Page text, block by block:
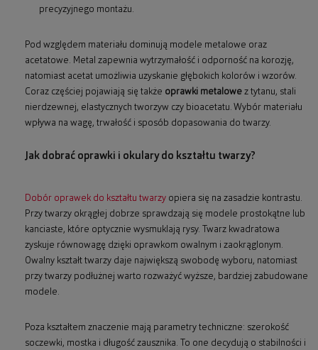
precyzyjnego montażu.
Pod względem materiału dominują modele metalowe oraz
acetatowe. Metal zapewnia wytrzymałość i odporność na korozję,
natomiast acetat umożliwia uzyskanie głębokich kolorów i wzorów.
Coraz częściej pojawiają się także oprawki metalowe z tytanu, stali
nierdzewnej, elastycznych tworzyw czy bioacetatu. Wybór materiału
wpływa na wagę, trwałość i sposób dopasowania do twarzy.
Jak dobrać oprawki i okulary do kształtu twarzy?
Dobór oprawek do kształtu twarzy opiera się na zasadzie kontrastu.
Przy twarzy okrągłej dobrze sprawdzają się modele prostokątne lub
kanciaste, które optycznie wysmuklają rysy. Twarz kwadratowa
zyskuje równowagę dzięki oprawkom owalnym i zaokrąglonym.
Owalny kształt twarzy daje największą swobodę wyboru, natomiast
przy twarzy podłużnej warto rozważyć wyższe, bardziej zabudowane
modele.
Poza kształtem znaczenie mają parametry techniczne: szerokość
soczewki, mostka i długość zausznika. To one decydują o stabilności i